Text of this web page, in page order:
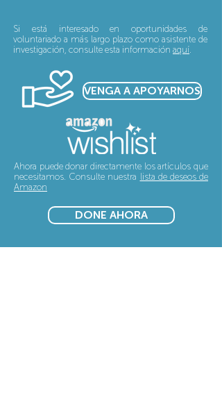
Si está interesado en oportunidades de
voluntariado a más largo plazo como asistente de
investigación, consulte esta información aquí.
VENGA A APOYARNOS
Ahora puede donar directamente los artículos que
necesitamos. Consulte nuestra lista de deseos de
Amazon
DONE AHORA